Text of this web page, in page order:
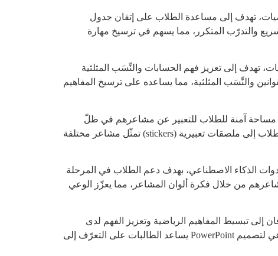
تهدف إلى مساعدة الطلاب على إتقان جدول
السريع والتدرّب المتكرر، مما يسهم في ترسيخ مهارة
تهدف إلى تعزيز فهم الحسابات والنِّسَب المثلثية
والنِّسَب المثلثية، مما يساعده على ترسيخ المفاهيم
مساحة آمنة للطلاب للتعبير عن مشاعرهم في ظلّ
الظروف الصعبة التي يعيشونها خلال فترة الطوارئ. استخدمت المعلمة أدوات الذكاء الاصطناعي (Gemini) لتحويل صور الطلاب إلى ملصقات تعبيرية (stickers) تمثّل مشاعر مختلفة
الذكاء الاصطناعي، بهدف دعم الطلاب في المرحلة
من خلال فكرة ألوان المشاعر، مما يعزّز الوعي
إلى تبسيط المفاهيم الرياضية وتعزيز الفهم لدى
الطالبات. 1. درس المربّع | التعرّف إلى خصائص المربّع أعدّت المعلمة عرضًا تعليميًّا هادفًا باستخدام أدوات الذكاء الاصطناعي لتصميم PowerPoint يساعد الطالبات على التعرّف إلى